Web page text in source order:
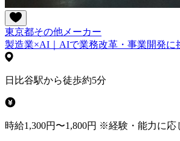
東京都その他 メーカー
製造業×AI｜AIで業務改革・事業開発に
日比谷駅から徒歩約5分
時給1,300円〜1,800円 ※経験・能力に応